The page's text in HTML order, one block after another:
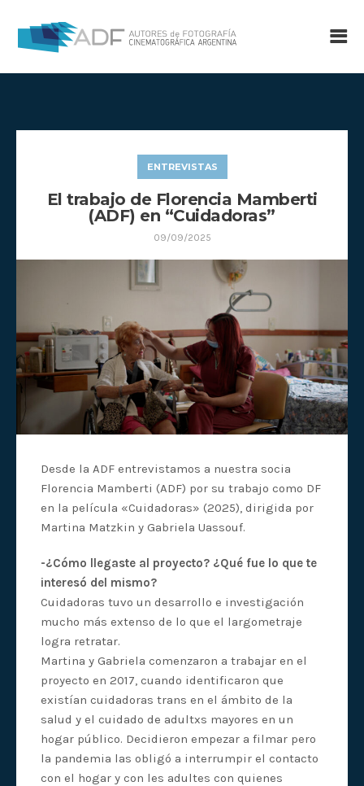
ENTREVISTAS
El trabajo de Florencia Mamberti
(ADF) en “Cuidadoras”
09/09/2025
Desde la ADF entrevistamos a nuestra socia
Florencia Mamberti (ADF) por su trabajo como DF
en la película «Cuidadoras» (2025), dirigida por
Martina Matzkin y Gabriela Uassouf.
-¿Cómo llegaste al proyecto? ¿Qué fue lo que te
interesó del mismo?
Cuidadoras tuvo un desarrollo e investigación
mucho más extenso de lo que el largometraje
logra retratar.
Martina y Gabriela comenzaron a trabajar en el
proyecto en 2017, cuando identificaron que
existían cuidadoras trans en el ámbito de la
salud y el cuidado de adultxs mayores en un
hogar público. Decidieron empezar a filmar pero
la pandemia las obligó a interrumpir el contacto
con el hogar y con les adultes con quienes